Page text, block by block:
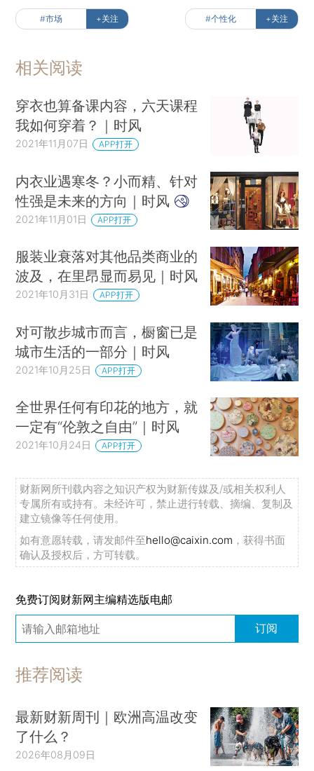
#市场 +关注 #个性化 +关注
相关阅读
穿衣也算备课内容，六天课程
我如何穿着？｜时风
2021年11月07日 APP打开
内衣业遇寒冬？小而精、针对
性强是未来的方向｜时风
2021年11月01日 APP打开
服装业衰落对其他品类商业的
波及，在里昂显而易见｜时风
2021年10月31日 APP打开
对可散步城市而言，橱窗已是
城市生活的一部分｜时风
2021年10月25日 APP打开
全世界任何有印花的地方，就
一定有“伦敦之自由”｜时风
2021年10月24日 APP打开
财新网所刊载内容之知识产权为财新传媒及/或相关权利人
专属所有或持有。未经许可，禁止进行转载、摘编、复制及
建立镜像等任何使用。
如有意愿转载，请发邮件至hello@caixin.com ，获得书面
确认及授权后，方可转载。
免费订阅财新网主编精选版电邮
订阅
推荐阅读
最新财新周刊｜欧洲高温改变
了什么？
2026年08月09日